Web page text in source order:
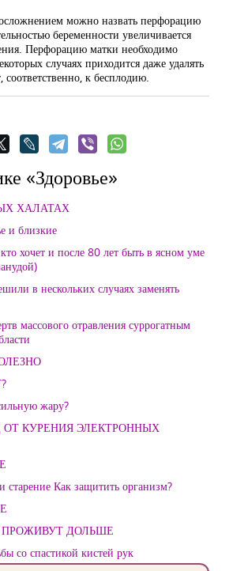
можно назвать перфорацию
беременности увеличивается
Перфорацию матки необходимо
случаях приходится даже удалять
соответственно, к бесплодию.
«Здоровье»
ХАЛАТАХ
и близкие
хочет и после 80 лет быть в ясном уме
в нескольких случаях заменять
массового отравления суррогатным
жару?
ОТ КУРЕНИЯ ЭЛЕКТРОННЫХ
старение Как защитить организм?
ДОЛЬШЕ
со спастикой кистей рук